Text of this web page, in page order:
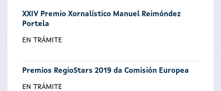
usted
aquí
XXIV Premio Xornalístico Manuel Reimóndez
Portela
EN TRÁMITE
Premios RegioStars 2019 da Comisión Europea
EN TRÁMITE